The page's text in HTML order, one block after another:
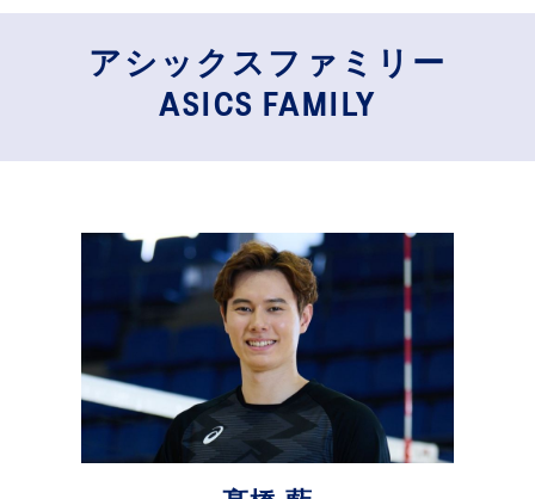
アシックスファミリー
ASICS FAMILY